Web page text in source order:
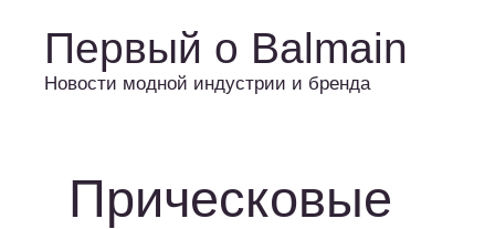
Первый о Balmain
Новости модной индустрии и бренда
Прическовые